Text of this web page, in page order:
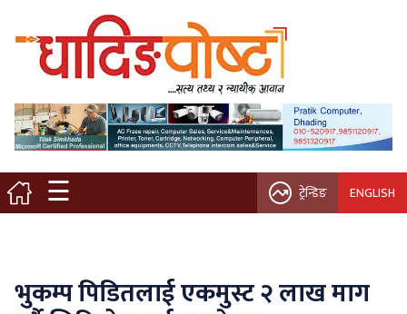
☰
मुख्य पृष्ठ
स्थानीय समाचार
विचार / ब्लग
नगर/गाउँ पालिका
ट्रेन्डिङ ENGLISH
भुकम्प पिडितलाई एकमुस्ट २ लाख माग